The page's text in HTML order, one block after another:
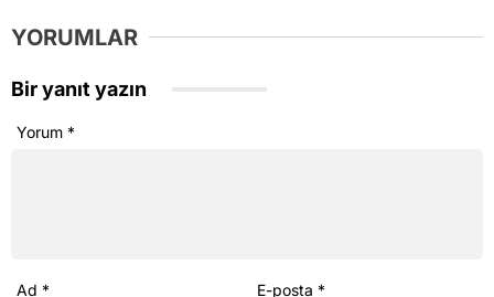
YORUMLAR
Bir yanıt yazın
Yorum *
Ad * E-posta *